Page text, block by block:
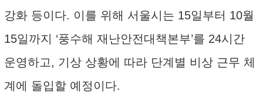
강화 등이다. 이를 위해 서울시는 15일부터 10월
15일까지 ‘풍수해 재난안전대책본부’를 24시간
운영하고, 기상 상황에 따라 단계별 비상 근무 체
계에 돌입할 예정이다.